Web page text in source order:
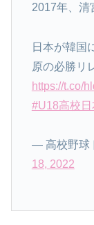
2017年、清
日本が韓国
原の必勝リ
https://t.co/
#U18高校日
— 高校野球
18, 2022